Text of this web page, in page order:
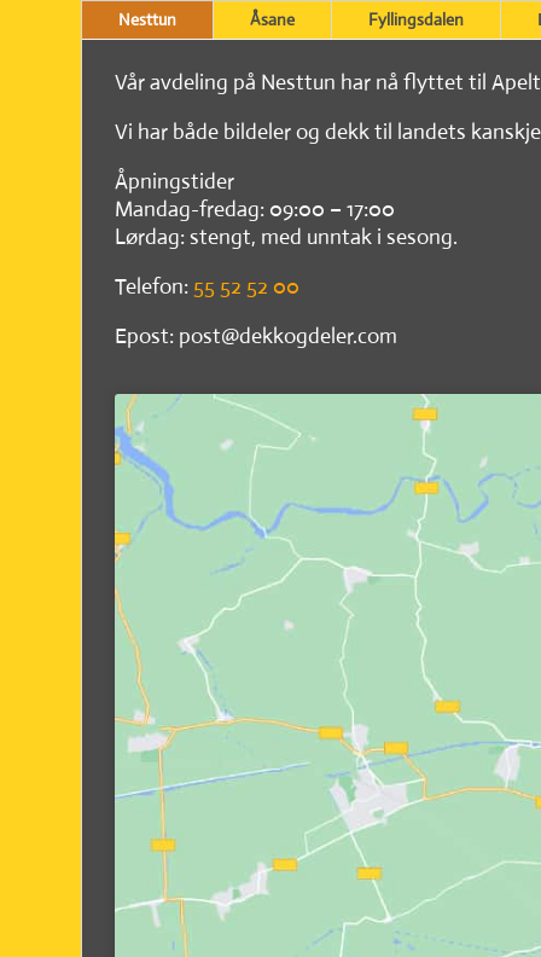
Nesttun Åsane Fyllingsdalen
Vår avdeling på Nesttun har nå flyttet til
Vi har både bildeler og dekk til landets
Åpningstider
Mandag-fredag: 09:00 – 17:00
Lørdag: stengt, med unntak i sesong.
Telefon: 55 52 52 00
Epost: post@dekkogdeler.com